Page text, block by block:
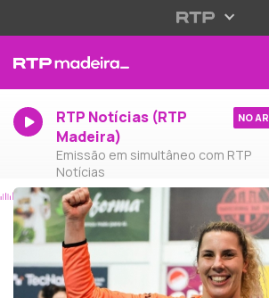
RTP Notícias (RTP
Madeira)
Emissão em simultâneo com RTP
Notícias
NO AR